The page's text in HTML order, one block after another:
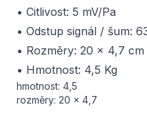
• Citlivost: 5 mV/Pa
• Odstup signál / šum:
• Rozměry: 20 x 4,7
• Hmotnost: 4,5 Kg
hmotnost: 4,5
rozměry: 20 x 4,7